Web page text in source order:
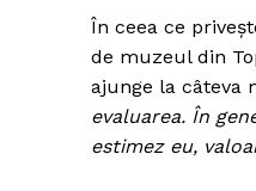
În ceea ce
de muzeul din
ajunge la câteva
evaluarea. În
estimez eu,